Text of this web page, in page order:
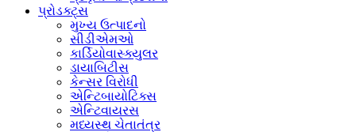
પ્રોડક્ટ્સ
મુખ્ય ઉત્પાદનો
સીડીએમઓ
કાર્ડિયોવાસ્ક્યુલર
ડાયાબિટીસ
કેન્સર વિરોધી
એન્ટિબાયોટિક્સ
એન્ટિવાયરસ
મધ્યસ્થ ચેતાતંત્ર